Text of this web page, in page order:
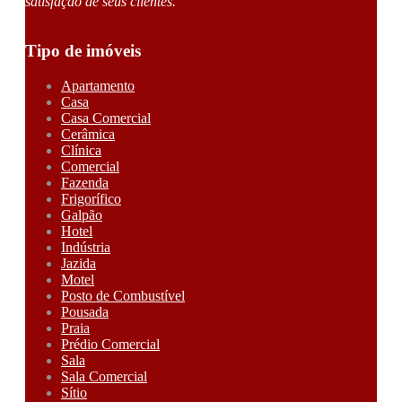
Tipo de imóveis
Apartamento
Casa
Casa Comercial
Cerâmica
Clínica
Comercial
Fazenda
Frigorífico
Galpão
Hotel
Indústria
Jazida
Motel
Posto de Combustível
Pousada
Praia
Prédio Comercial
Sala
Sala Comercial
Sítio